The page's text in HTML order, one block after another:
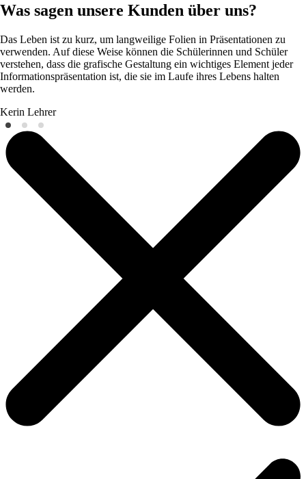
Was sagen unsere Kunden über uns?
Das Leben ist zu kurz, um langweilige Folien in Präsentationen zu
verwenden. Auf diese Weise können die Schülerinnen und Schüler
verstehen, dass die grafische Gestaltung ein wichtiges Element jeder
Informationspräsentation ist, die sie im Laufe ihres Lebens halten
werden.
Kerin Lehrer